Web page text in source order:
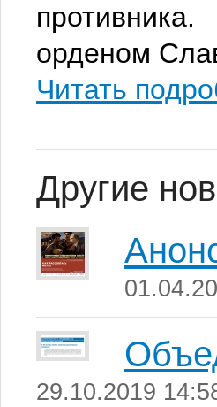
противника.
орденом
Читать
Другие
29.10.2019